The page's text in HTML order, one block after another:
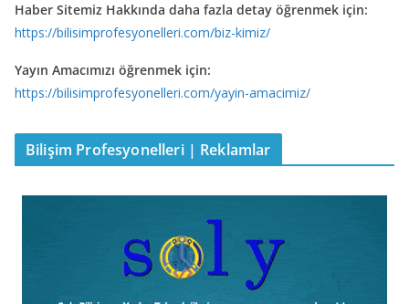
Haber Sitemiz Hakkında daha fazla detay öğrenmek için:
https://bilisimprofesyonelleri.com/biz-kimiz/
Yayın Amacımızı öğrenmek için:
https://bilisimprofesyonelleri.com/yayin-amacimiz/
Bilişim Profesyonelleri | Reklamlar